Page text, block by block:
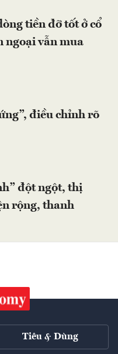
tiền đỡ tốt ở cổ
ngoại vẫn mua
điều chỉnh rõ
đột ngột, thị
rộng, thanh
Tiêu & Dùng